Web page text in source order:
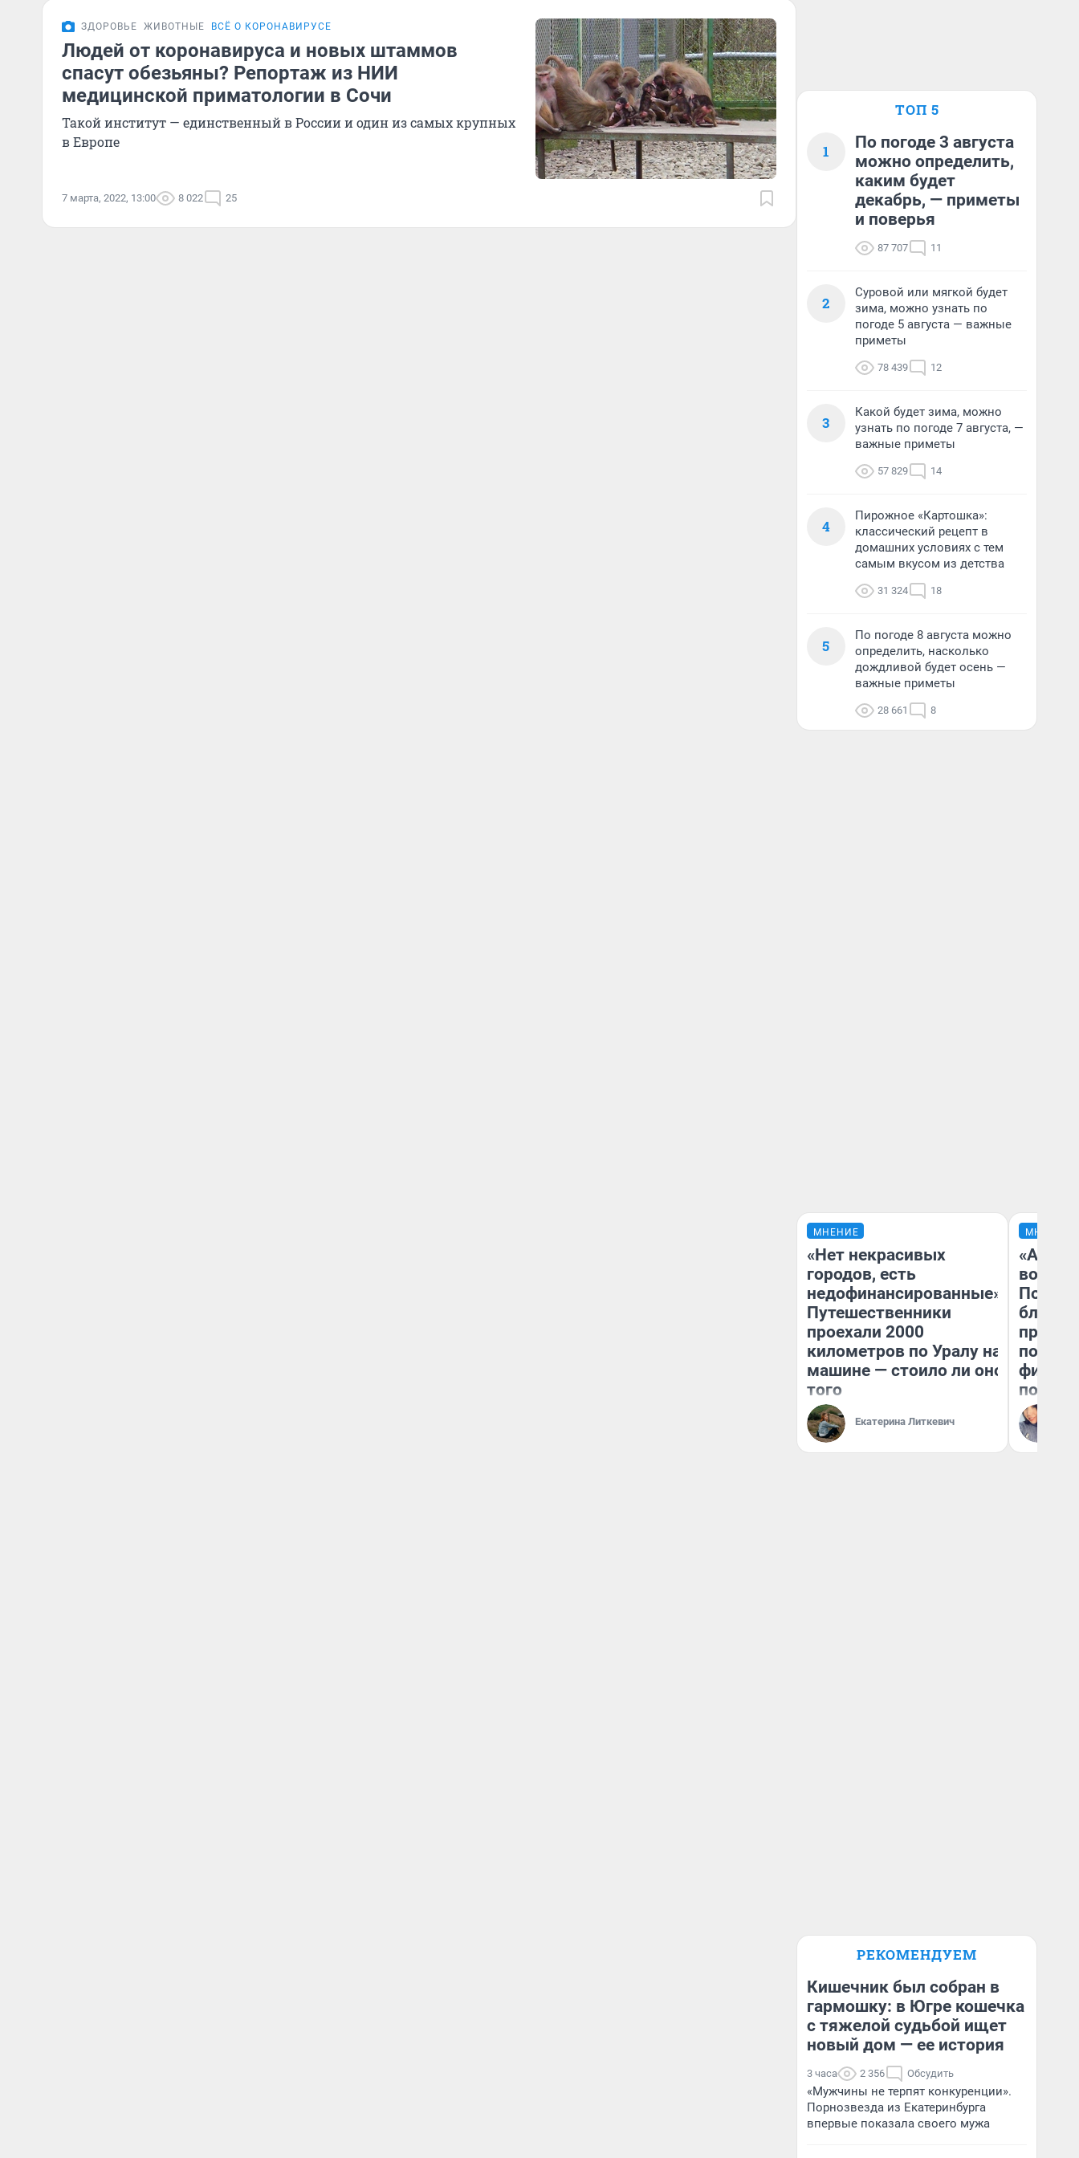
ЗДОРОВЬЕ ЖИВОТНЫЕ ВСЁ О КОРОНАВИРУСЕ
Людей от коронавируса и новых штаммов
спасут обезьяны? Репортаж из НИИ
медицинской приматологии в Сочи
Такой институт — единственный в России и один из самых крупных
в Европе
7 марта, 2022, 13:00 8 022 25
ТОП 5
1
По погоде 3 августа
можно определить,
каким будет
декабрь, — приметы
и поверья
87 707 11
2
Суровой или мягкой будет
зима, можно узнать по
погоде 5 августа — важные
приметы
78 439 12
3
Какой будет зима, можно
узнать по погоде 7 августа, —
важные приметы
57 829 14
4
Пирожное «Картошка»:
классический рецепт в
домашних условиях с тем
самым вкусом из детства
31 324 18
5
По погоде 8 августа можно
определить, насколько
дождливой будет осень —
важные приметы
28 661 8
МНЕНИЕ
«Нет некрасивых
городов, есть
недофинансированные».
Путешественники
проехали 2000
километров по Уралу на
машине — стоило ли оно
того
Екатерина Литкевич
МНЕНИЕ
вот
РЕКОМЕНДУЕМ
Кишечник был собран в
гармошку: в Югре кошечка
с тяжелой судьбой ищет
новый дом — ее история
3 часа 2 356 Обсудить
«Мужчины не терпят конкуренции».
Порнозвезда из Екатеринбурга
впервые показала своего мужа